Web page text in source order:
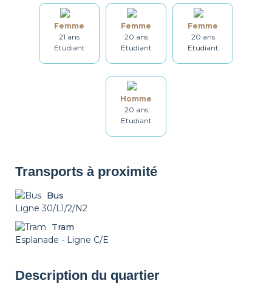
Lave-linge
Vaisselle Ustensiles
Non fumeur
Table et chaises
Set de ménage
Femme
21 ans
Etudiant
Femme
20 ans
Etudiant
Femme
20 ans
Etudiant
Homme
20 ans
Etudiant
Transports à proximité
Bus
Ligne 30/L1/2/N2
Tram
Esplanade - Ligne C/E
Description du quartier